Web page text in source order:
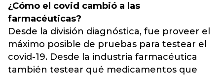
¿Cómo el covid cambió a las
farmacéuticas?
Desde la división diagnóstica, fue proveer el
máximo posible de pruebas para testear el
covid-19. Desde la industria farmacéutica
también testear qué medicamentos que